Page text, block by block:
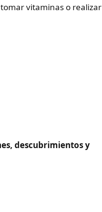
vitaminas o realizar
descubrimientos y